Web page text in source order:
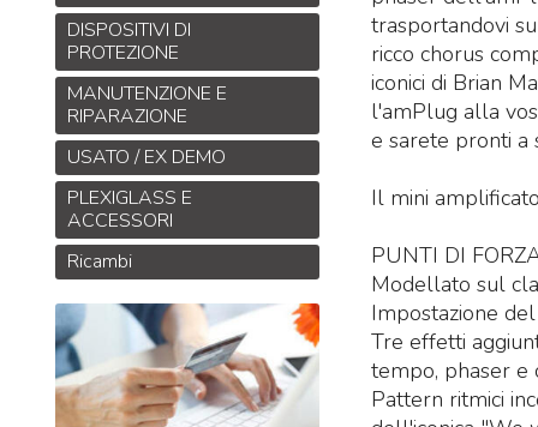
trasportandovi
ricco chorus
iconici di Brian
l'amPlug alla
e sarete pronti a
Il mini
PUNTI DI
Modellato sul
Impostazione
Tre effetti
tempo, phaser e
Pattern ritmici
DISPOSITIVI DI
PROTEZIONE
MANUTENZIONE E
RIPARAZIONE
USATO / EX DEMO
PLEXIGLASS E
ACCESSORI
Ricambi